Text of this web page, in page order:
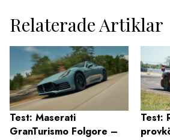
Relaterade Artiklar
Test: Maserati
GranTurismo Folgore –
Test: